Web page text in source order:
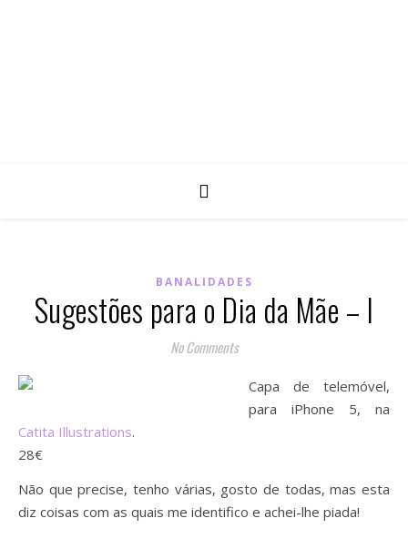
BANALIDADES
Sugestões para o Dia da Mãe – I
No Comments
Capa de telemóvel,
para iPhone 5, na
Catita Illustrations.
28€
Não que precise, tenho várias, gosto de todas, mas esta
diz coisas com as quais me identifico e achei-lhe piada!